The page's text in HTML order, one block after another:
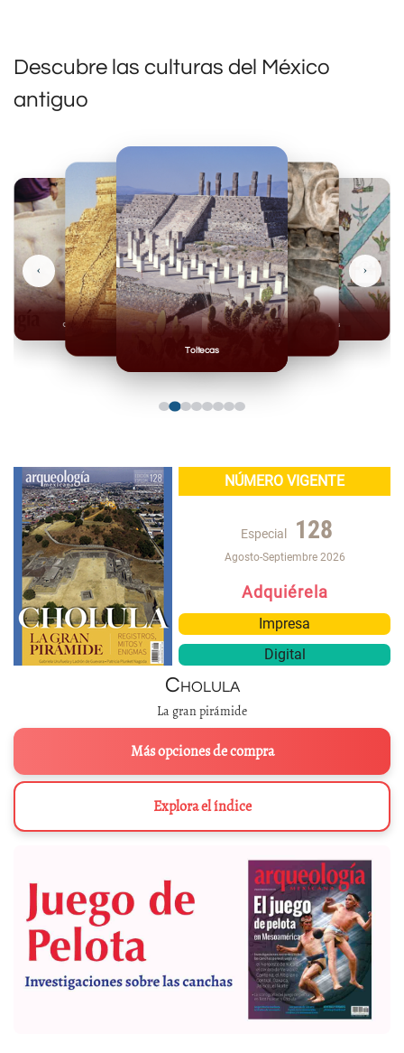
Descubre las culturas del México
antiguo
Toltecas
Mexicas
Olmecas
‹ ›
NÚMERO VIGENTE
Especial 128
Agosto-Septiembre 2026
Adquiérela
Impresa
Digital
Cholula
La gran pirámide
Más opciones de compra
Explora el índice